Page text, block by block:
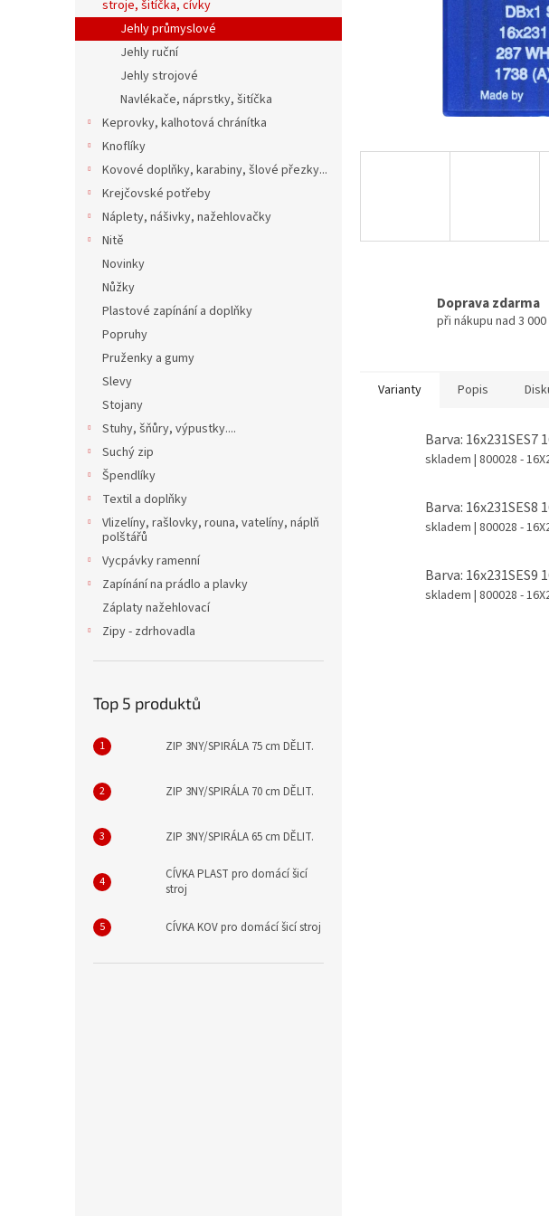
e
l
stroje, šitíčka, cívky
Jehly průmyslové
Jehly ruční
Jehly strojové
Navlékače, náprstky, šitíčka
Keprovky, kalhotová chránítka
Knoflíky
Kovové doplňky, karabiny, šlové přezky...
Krejčovské potřeby
Náplety, nášivky, nažehlovačky
Nitě
Novinky
Nůžky
Plastové zapínání a doplňky
Popruhy
Pruženky a gumy
Slevy
Stojany
Stuhy, šňůry, výpustky....
Suchý zip
Špendlíky
Textil a doplňky
Vlizelíny, rašlovky, rouna, vatelíny, náplň
polštářů
Vycpávky ramenní
Zapínání na prádlo a plavky
Záplaty nažehlovací
Zipy - zdrhovadla
Top 5 produktů
ZIP 3NY/SPIRÁLA 75 cm DĚLIT.
ZIP 3NY/SPIRÁLA 70 cm DĚLIT.
ZIP 3NY/SPIRÁLA 65 cm DĚLIT.
CÍVKA PLAST pro domácí šicí
stroj
CÍVKA KOV pro domácí šicí stroj
Doprava zdarma
při nákupu nad 3 000
Varianty Popis
Barva: 16x231SES7
skladem | 800028 -
Barva: 16x231SES8
skladem | 800028 -
Barva: 16x231SES9
skladem | 800028 -